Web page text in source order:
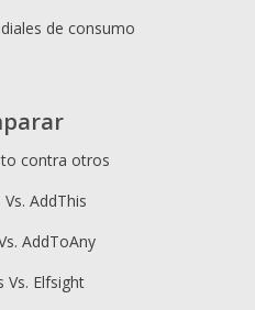
de consumo
contra otros
AddThis
AddToAny
Vs. Elfsight